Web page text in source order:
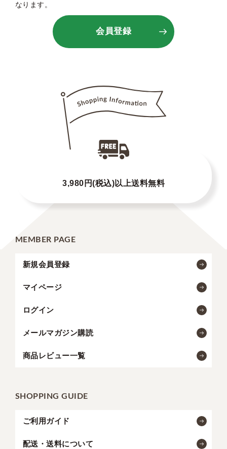
なります。
会員登録
3,980円(税込)以上送料無料
MEMBER PAGE
新規会員登録
マイページ
ログイン
メールマガジン購読
商品レビュー一覧
SHOPPING GUIDE
ご利用ガイド
配送・送料について